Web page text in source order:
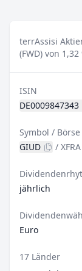
terrAssisi
(FWD) von 1,32
ISIN
DE0009847343
Symbol / Börse
GIUD
/ XFRA
jährlich
Euro
17 Länder